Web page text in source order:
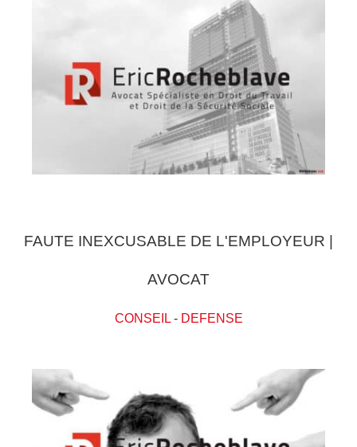
FAUTE INEXCUSABLE DE L'EMPLOYEUR |
AVOCAT
CONSEIL- DEFENSE